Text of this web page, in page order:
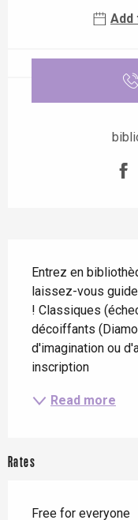
Add
Entrez en
laissez-vous
! Classiques
décoiffants
d'imagination ou
inscription
Read more
Rates
Free for everyone